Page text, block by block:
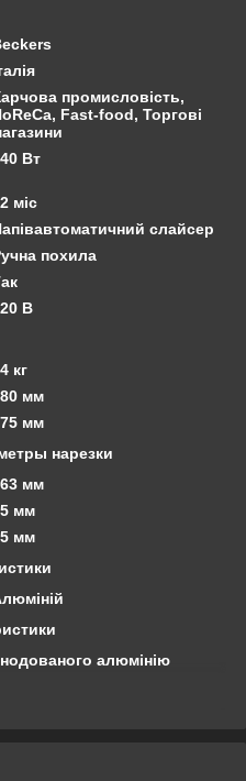
промисловість,
Fast-food, Торгові
Вт
міс
слайсер
похила
В
кг
мм
мм
нарезки
мм
мм
мм
алюмінію